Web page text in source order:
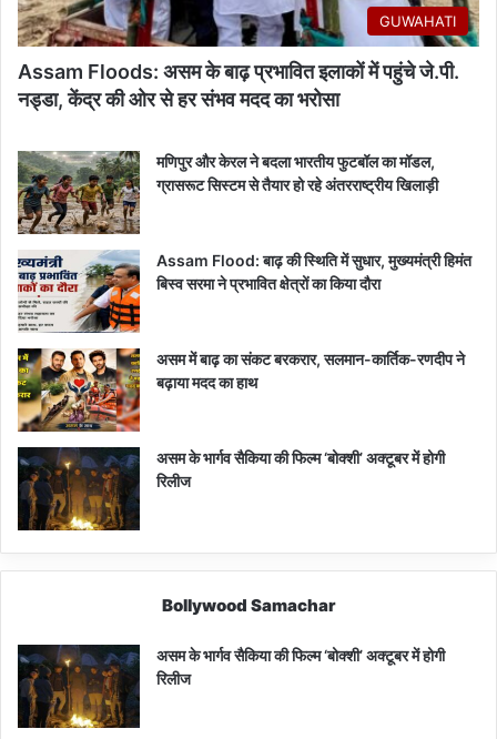
GUWAHATI
Assam Floods: असम के बाढ़ प्रभावित इलाकों में पहुंचे जे.पी.
नड्डा, केंद्र की ओर से हर संभव मदद का भरोसा
मणिपुर और केरल ने बदला भारतीय फुटबॉल का मॉडल,
ग्रासरूट सिस्टम से तैयार हो रहे अंतरराष्ट्रीय खिलाड़ी
Assam Flood: बाढ़ की स्थिति में सुधार, मुख्यमंत्री हिमंत
बिस्व सरमा ने प्रभावित क्षेत्रों का किया दौरा
असम में बाढ़ का संकट बरकरार, सलमान-कार्तिक-रणदीप ने
बढ़ाया मदद का हाथ
असम के भार्गव सैकिया की फिल्म ‘बोक्शी’ अक्टूबर में होगी
रिलीज
Bollywood Samachar
असम के भार्गव सैकिया की फिल्म ‘बोक्शी’ अक्टूबर में होगी
रिलीज